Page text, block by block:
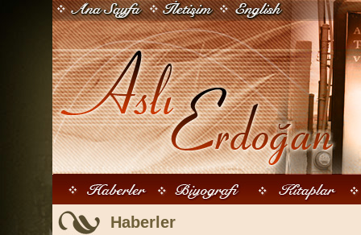
Haberler